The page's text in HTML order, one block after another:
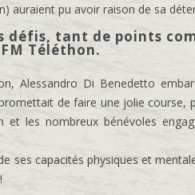
auraient pu avoir raison de sa
défis, tant de points
Téléthon.
Alessandro Di Benedetto
de faire une jolie course,
et les nombreux bénévoles
ses capacités physiques et